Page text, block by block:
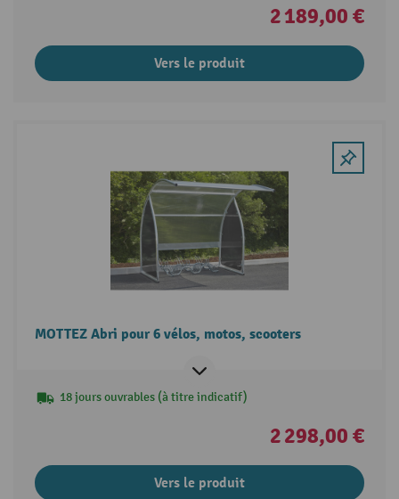
2 189,00 €
Vers le produit
MOTTEZ Abri pour 6 vélos, motos, scooters
18 jours ouvrables (à titre indicatif)
2 298,00 €
Vers le produit